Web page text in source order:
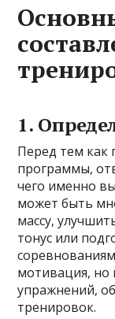
1.
Перед тем как
программы,
чего именно
может быть
массу,
тонус или
мотивация, но
упражнений,
тренировок.